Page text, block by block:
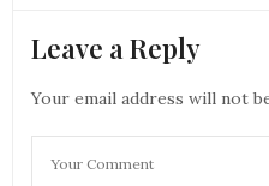
JENYCHOOZ
10 JUILLET 2018 À 8 H 25 MIN
Mon homme, à
porter de bijoux.
bracelet en oeil de
Biz Jeny
Leave a Reply
Your email address will not